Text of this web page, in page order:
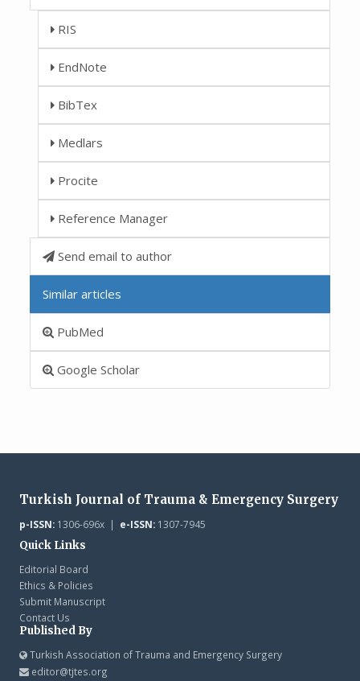
RIS
EndNote
BibTex
Medlars
Procite
Reference Manager
Send email to author
Similar articles
PubMed
Google Scholar
Turkish Journal of Trauma & Emergency Surgery
p-ISSN:1306-696x | e-ISSN:1307-7945
Quick Links
Editorial Board
Ethics & Policies
Submit Manuscript
Contact Us
Published By
Turkish Association of Trauma and Emergency Surgery
editor@tjtes.org